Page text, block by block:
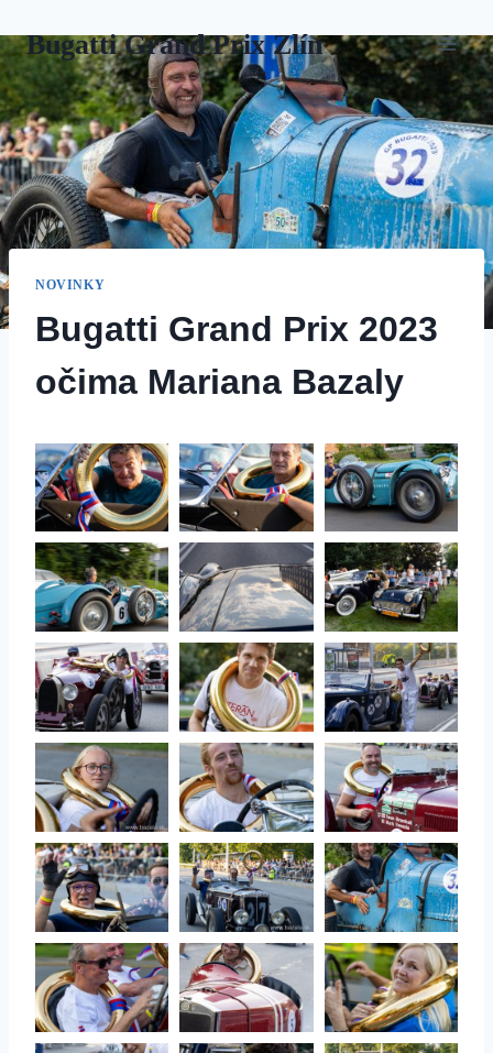
na
obsah
Bugatti Grand Prix Zlín
NOVINKY
Bugatti Grand Prix 2023
očima Mariana Bazaly